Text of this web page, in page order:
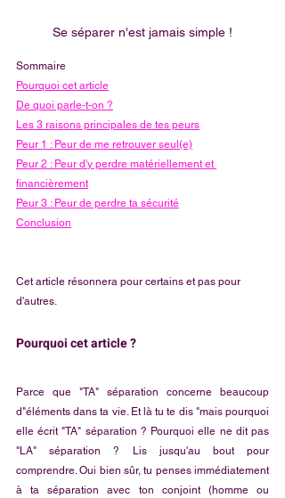
Se séparer n'est jamais simple !
Sommaire
Pourquoi cet article
De quoi parle-t-on ?
Les 3 raisons principales de tes peurs
Peur 1 : Peur de me retrouver seul(e)
Peur 2 : Peur d'y perdre matériellement et
financièrement
Peur 3 : Peur de perdre ta sécurité
Conclusion
Cet article résonnera pour certains et pas pour
d'autres.
Pourquoi cet article ?
Parce que "TA" séparation concerne beaucoup
d"éléments dans ta vie. Et là tu te dis "mais pourquoi
elle écrit "TA" séparation ? Pourquoi elle ne dit pas
"LA" séparation ? Lis jusqu'au bout pour
comprendre. Oui bien sûr, tu penses immédiatement
à ta séparation avec ton conjoint (homme ou